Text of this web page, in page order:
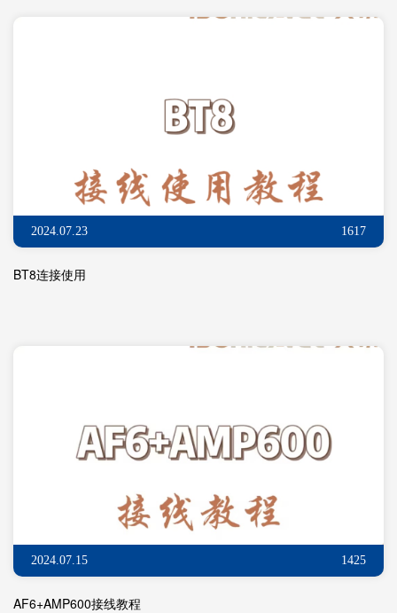
2024.07.23 1617
BT8连接使用
2024.07.15 1425
AF6+AMP600接线教程